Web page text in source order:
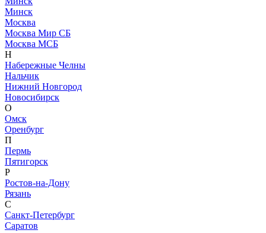
Минск
Москва
Москва Мир СБ
Москва МСБ
Н
Набережные Челны
Нальчик
Нижний Новгород
Новосибирск
О
Омск
Оренбург
П
Пермь
Пятигорск
Р
Ростов-на-Дону
Рязань
С
Санкт-Петербург
Саратов